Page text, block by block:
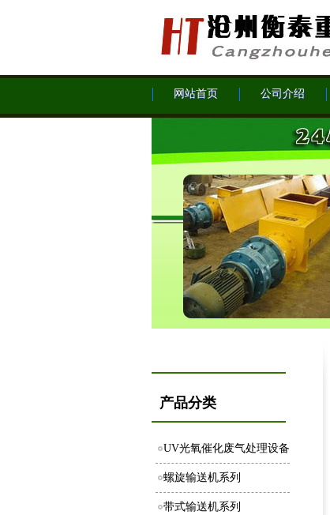
网站首页 公司介绍
产品分类
UV光氧催化废气处理设备
螺旋输送机系列
带式输送机系列